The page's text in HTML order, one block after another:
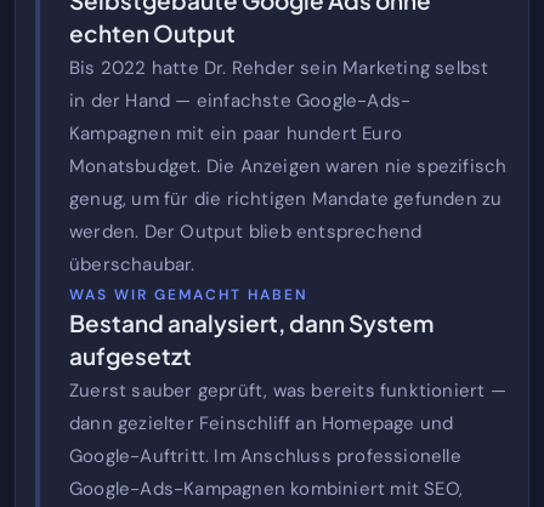
echten Output
Bis 2022 hatte Dr. Rehder sein Marketing selbst
in der Hand — einfachste Google-Ads-
Kampagnen mit ein paar hundert Euro
Monatsbudget. Die Anzeigen waren nie spezifisch
genug, um für die richtigen Mandate gefunden zu
werden. Der Output blieb entsprechend
überschaubar.
WAS WIR GEMACHT HABEN
Bestand analysiert, dann System
aufgesetzt
Zuerst sauber geprüft, was bereits funktioniert —
dann gezielter Feinschliff an Homepage und
Google-Auftritt. Im Anschluss professionelle
Google-Ads-Kampagnen kombiniert mit SEO,